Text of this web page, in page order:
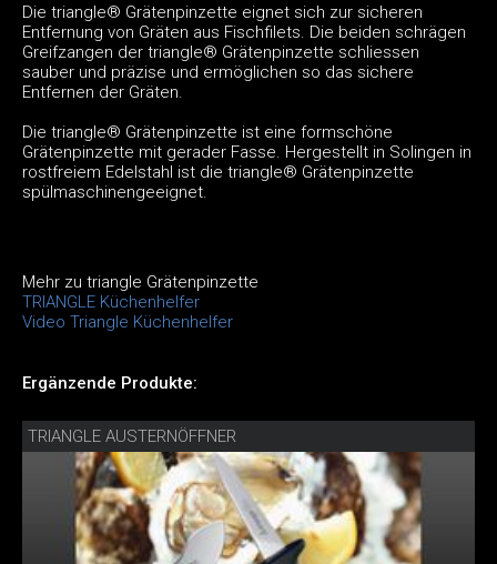
Die triangle® Grätenpinzette eignet sich zur sicheren
Entfernung von Gräten aus Fischfilets. Die beiden schrägen
Greifzangen der triangle® Grätenpinzette schliessen
sauber und präzise und ermöglichen so das sichere
Entfernen der Gräten.
Die triangle® Grätenpinzette ist eine formschöne
Grätenpinzette mit gerader Fasse. Hergestellt in Solingen in
rostfreiem Edelstahl ist die triangle® Grätenpinzette
spülmaschinengeeignet.
Mehr zu triangle Grätenpinzette
TRIANGLE Küchenhelfer
Video Triangle Küchenhelfer
Ergänzende Produkte:
TRIANGLE AUSTERNÖFFNER